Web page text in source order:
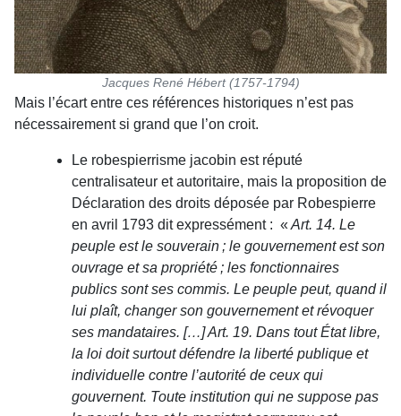
Jacques René Hébert (1757-1794)
Mais l’écart entre ces références historiques n’est pas
nécessairement si grand que l’on croit.
Le robespierrisme jacobin est réputé
centralisateur et autoritaire, mais la proposition de
Déclaration des droits déposée par Robespierre
en avril 1793 dit expressément : « Art. 14. Le
peuple est le souverain ; le gouvernement est son
ouvrage et sa propriété ; les fonctionnaires
publics sont ses commis. Le peuple peut, quand il
lui plaît, changer son gouvernement et révoquer
ses mandataires. […] Art. 19. Dans tout État libre,
la loi doit surtout défendre la liberté publique et
individuelle contre l’autorité de ceux qui
gouvernent. Toute institution qui ne suppose pas